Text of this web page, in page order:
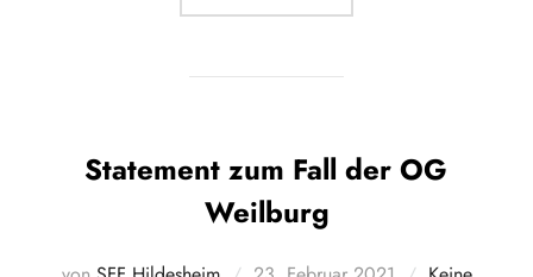
Statement zum Fall der OG
Weilburg